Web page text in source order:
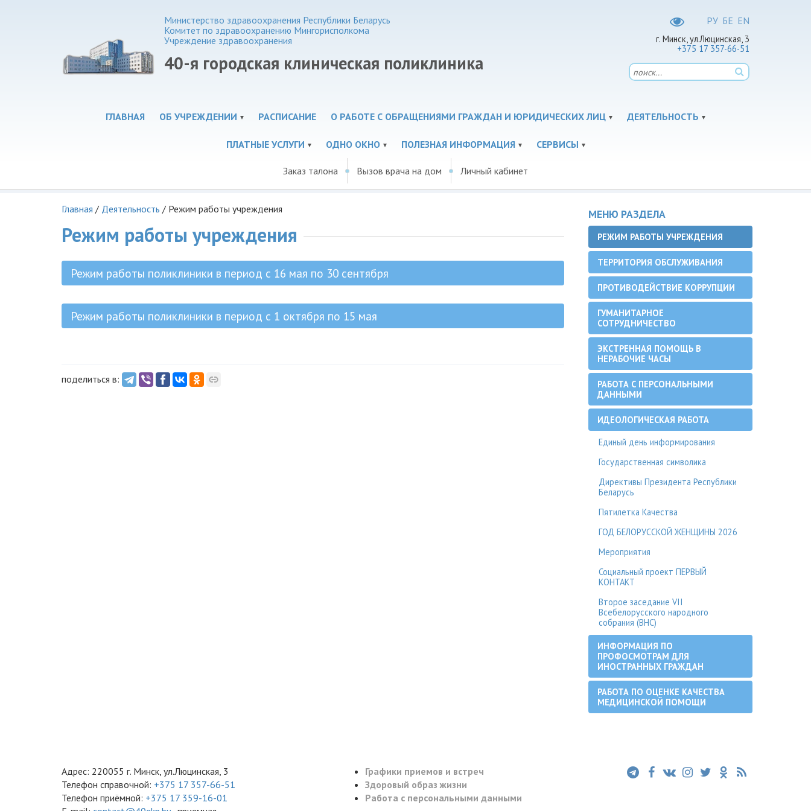
РУ БЕ EN
г. Минск, ул.Люцинская, 3
+375 17 357-66-51
Министерство здравоохранения Республики Беларусь
Комитет по здравоохранению Мингорисполкома
Учреждение здравоохранения
40-я городская клиническая поликлиника
ГЛАВНАЯ ОБ УЧРЕЖДЕНИИ РАСПИСАНИЕ О РАБОТЕ С ОБРАЩЕНИЯМИ ГРАЖДАН И ЮРИДИЧЕСКИХ ЛИЦ ДЕЯТЕЛЬНОСТЬ
ПЛАТНЫЕ УСЛУГИ ОДНО ОКНО ПОЛЕЗНАЯ ИНФОРМАЦИЯ СЕРВИСЫ
Заказ талона Вызов врача на дом Личный кабинет
Главная / Деятельность / Режим работы учреждения
Режим работы учреждения
Режим работы поликлиники в период с 16 мая по 30 сентября
Режим работы поликлиники в период с 1 октября по 15 мая
поделиться в:
МЕНЮ РАЗДЕЛА
РЕЖИМ РАБОТЫ УЧРЕЖДЕНИЯ
ТЕРРИТОРИЯ ОБСЛУЖИВАНИЯ
ПРОТИВОДЕЙСТВИЕ КОРРУПЦИИ
ГУМАНИТАРНОЕ
СОТРУДНИЧЕСТВО
ЭКСТРЕННАЯ ПОМОЩЬ В
НЕРАБОЧИЕ ЧАСЫ
РАБОТА С ПЕРСОНАЛЬНЫМИ
ДАННЫМИ
ИДЕОЛОГИЧЕСКАЯ РАБОТА
Единый день информирования
Государственная символика
Директивы Президента Республики
Беларусь
Пятилетка Качества
ГОД БЕЛОРУССКОЙ ЖЕНЩИНЫ 2026
Мероприятия
Социальный проект ПЕРВЫЙ
КОНТАКТ
Второе заседание VII
Всебелорусского народного
собрания (ВНС)
ИНФОРМАЦИЯ ПО
ПРОФОСМОТРАМ ДЛЯ
ИНОСТРАННЫХ ГРАЖДАН
РАБОТА ПО ОЦЕНКЕ КАЧЕСТВА
МЕДИЦИНСКОЙ ПОМОЩИ
Адрес: 220055 г. Минск, ул.Люцинская, 3
Телефон справочной: +375 17 357-66-51
Телефон приёмной: +375 17 359-16-01
Графики приемов и встреч
Здоровый образ жизни
Работа с персональными данными